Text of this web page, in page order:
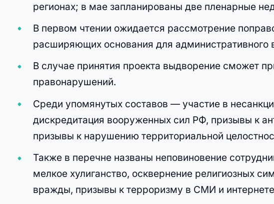
регионах; в мае запланированы две пленарные
В первом чтении ожидается рассмотрение
расширяющих основания для административного
В случае принятия проекта выдворение сможет
правонарушений.
Среди упомянутых составов — участие в
дискредитация вооруженных сил РФ, призывы к
призывы к нарушению территориальной
Также в перечне названы неповиновение
мелкое хулиганство, осквернение религиозных
вражды, призывы к терроризму в СМИ и